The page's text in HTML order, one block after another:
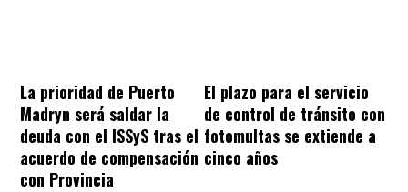
La prioridad de Puerto
Madryn será saldar la
deuda con el ISSyS tras el
acuerdo de compensación
con Provincia
El plazo para el servicio
de control de tránsito con
fotomultas se extiende a
cinco años